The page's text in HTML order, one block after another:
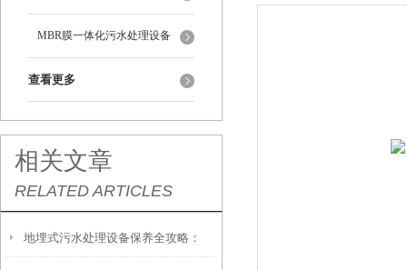
MBR膜一体化污水处理设备
查看更多
相关文章
RELATED ARTICLES
地埋式污水处理设备保养全攻略：